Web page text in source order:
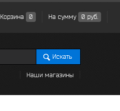
Корзина 0 На сумму 0 руб.
Искать
Наши магазины